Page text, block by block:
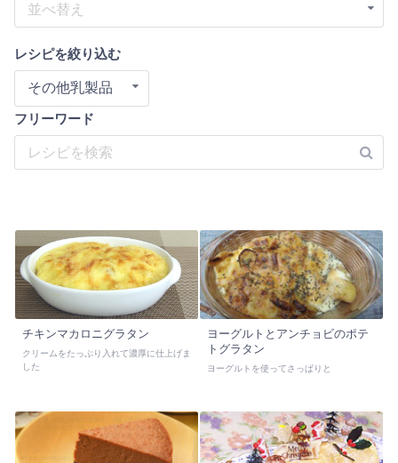
並べ替え
レシピを絞り込む
その他乳製品
フリーワード
チキンマカロニグラタン
クリームをたっぷり入れて濃厚に仕上げま
した
ヨーグルトとアンチョビのポテ
トグラタン
ヨーグルトを使ってさっぱりと